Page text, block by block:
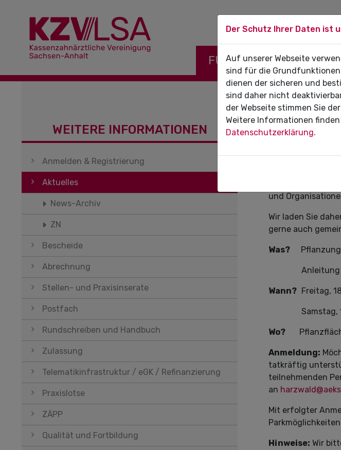
FÜR DIE PRAXIS
16.09.2024
Einladung
Die
bewusst und
und
Wir laden Sie
gerne auch
Was?
Anleitung von
Wann? Freitag,
Samstag, 19.
Wo?
Anmeldung:
tatkräftig
teilnehmenden
an
Mit erfolgter
Hinweise: Wir
WEITERE INFORMATIONEN
Navigation überspringen
Anmelden & Registrierung
Aktuelles
News-Archiv
ZN
Bescheide
Abrechnung
Stellen- und Praxisinserate
Postfach
Rundschreiben und Handbuch
Zulassung
Telematikinfrastruktur / eGK / Refinanzierung
Praxislotse
ZÄPP
Qualität und Fortbildung
Der Schutz Ihrer Daten ist
Auf unserer Webseite
sind für die
dienen der sicheren und
sind daher nicht
der Webseite stimmen Sie
Weitere Informationen finden
Datenschutzerklärung.